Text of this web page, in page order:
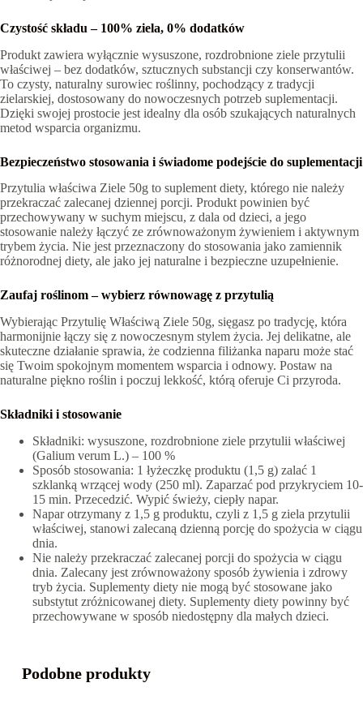
Czystość składu – 100% ziela, 0% dodatków
Produkt zawiera wyłącznie wysuszone, rozdrobnione ziele przytulii
właściwej – bez dodatków, sztucznych substancji czy konserwantów.
To czysty, naturalny surowiec roślinny, pochodzący z tradycji
zielarskiej, dostosowany do nowoczesnych potrzeb suplementacji.
Dzięki swojej prostocie jest idealny dla osób szukających naturalnych
metod wsparcia organizmu.
Bezpieczeństwo stosowania i świadome podejście do suplementacji
Przytulia właściwa Ziele 50g to suplement diety, którego nie należy
przekraczać zalecanej dziennej porcji. Produkt powinien być
przechowywany w suchym miejscu, z dala od dzieci, a jego
stosowanie należy łączyć ze zrównoważonym żywieniem i aktywnym
trybem życia. Nie jest przeznaczony do stosowania jako zamiennik
różnorodnej diety, ale jako jej naturalne i bezpieczne uzupełnienie.
Zaufaj roślinom – wybierz równowagę z przytulią
Wybierając Przytulię Właściwą Ziele 50g, sięgasz po tradycję, która
harmonijnie łączy się z nowoczesnym stylem życia. Jej delikatne, ale
skuteczne działanie sprawia, że codzienna filiżanka naparu może stać
się Twoim spokojnym momentem wsparcia i odnowy. Postaw na
naturalne piękno roślin i poczuj lekkość, którą oferuje Ci przyroda.
Składniki i stosowanie
Składniki: wysuszone, rozdrobnione ziele przytulii właściwej
(Galium verum L.) – 100 %
Sposób stosowania: 1 łyżeczkę produktu (1,5 g) zalać 1
szklanką wrzącej wody (250 ml). Zaparzać pod przykryciem 10-
15 min. Przecedzić. Wypić świeży, ciepły napar.
Napar otrzymany z 1,5 g produktu, czyli z 1,5 g ziela przytulii
właściwej, stanowi zalecaną dzienną porcję do spożycia w ciągu
dnia.
Nie należy przekraczać zalecanej porcji do spożycia w ciągu
dnia. Zalecany jest zrównoważony sposób żywienia i zdrowy
tryb życia. Suplementy diety nie mogą być stosowane jako
substytut zróżnicowanej diety. Suplementy diety powinny być
przechowywane w sposób niedostępny dla małych dzieci.
Podobne produkty